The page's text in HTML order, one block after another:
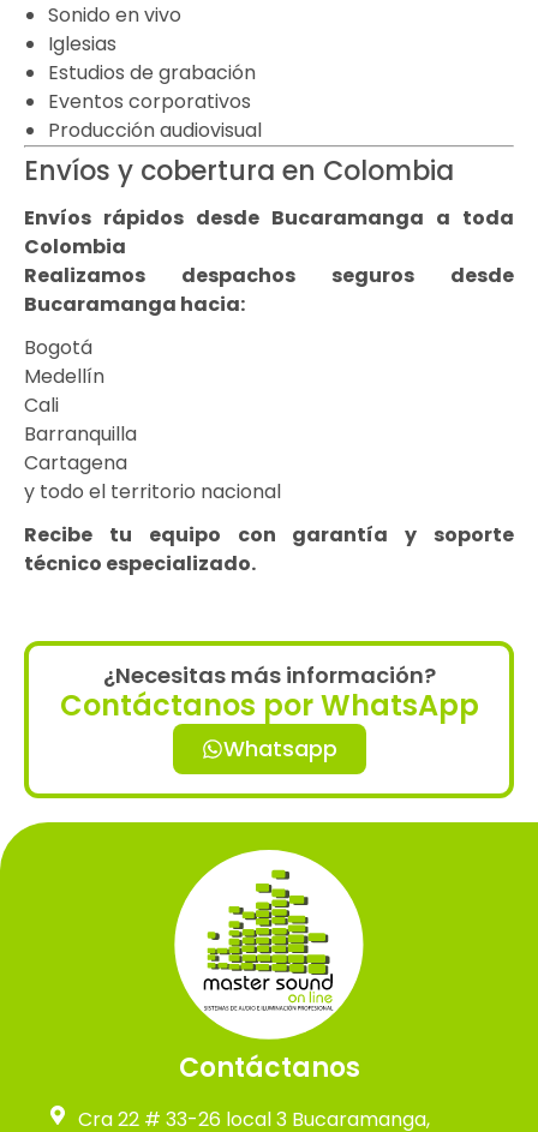
Sonido en vivo
Iglesias
Estudios de grabación
Eventos corporativos
Producción audiovisual
Envíos y cobertura en Colombia
Envíos rápidos desde Bucaramanga a toda
Colombia
Realizamos despachos seguros desde
Bucaramanga hacia:
Bogotá
Medellín
Cali
Barranquilla
Cartagena
y todo el territorio nacional
Recibe tu equipo con garantía y soporte
técnico especializado.
¿Necesitas más información?
Contáctanos por WhatsApp
Whatsapp
Contáctanos
Cra 22 # 33-26 local 3 Bucaramanga,